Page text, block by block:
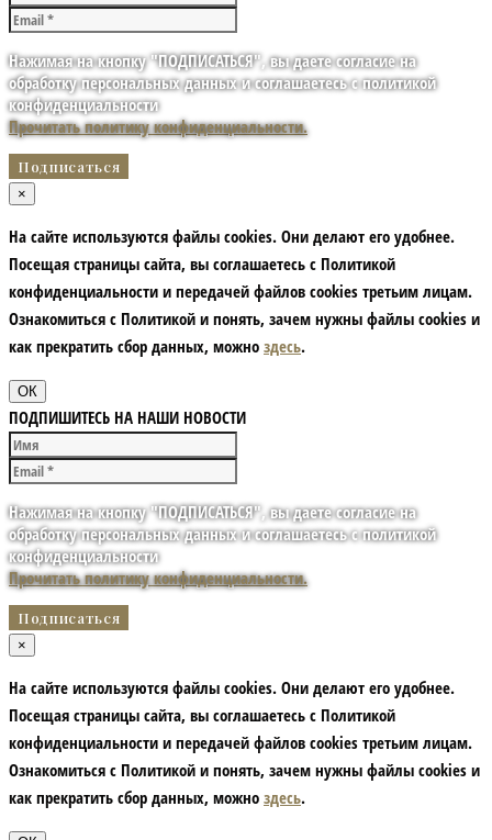
Нажимая на кнопку "ПОДПИСАТЬСЯ", вы даете согласие на
обработку персональных данных и соглашаетесь с политикой
конфиденциальности
Прочитать политику конфиденциальности.
×
На сайте используются файлы cookies. Они делают его удобнее.
Посещая страницы сайта, вы соглашаетесь с Политикой
конфиденциальности и передачей файлов cookies третьим лицам.
Ознакомиться с Политикой и понять, зачем нужны файлы сookies и
как прекратить сбор данных, можно здесь.
ОК
ПОДПИШИТЕСЬ НА НАШИ НОВОСТИ
Нажимая на кнопку "ПОДПИСАТЬСЯ", вы даете согласие на
обработку персональных данных и соглашаетесь с политикой
конфиденциальности
Прочитать политику конфиденциальности.
×
На сайте используются файлы cookies. Они делают его удобнее.
Посещая страницы сайта, вы соглашаетесь с Политикой
конфиденциальности и передачей файлов cookies третьим лицам.
Ознакомиться с Политикой и понять, зачем нужны файлы сookies и
как прекратить сбор данных, можно здесь.